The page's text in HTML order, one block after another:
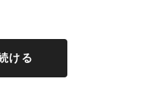
ける